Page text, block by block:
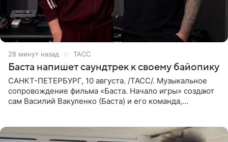
28 минут назад ТАСС
Баста напишет саундтрек к своему байопику
САНКТ-ПЕТЕРБУРГ, 10 августа. /ТАСС/. Музыкальное
сопровождение фильма «Баста. Начало игры» создают
сам Василий Вакуленко (Баста) и его команда,